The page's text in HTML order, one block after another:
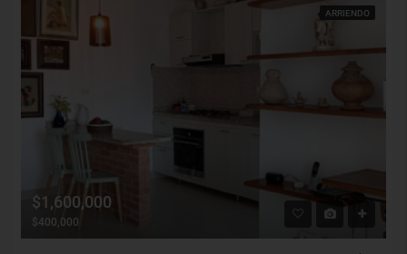
ARRIENDO
$1,600,000
$400,000